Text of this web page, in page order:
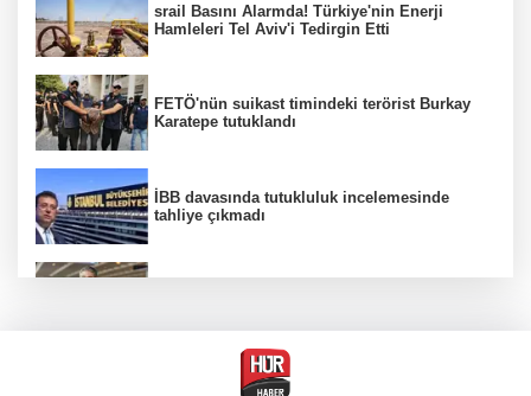
srail Basını Alarmda! Türkiye'nin Enerji
Hamleleri Tel Aviv'i Tedirgin Etti
FETÖ'nün suikast timindeki terörist Burkay
Karatepe tutuklandı
İBB davasında tutukluluk incelemesinde
tahliye çıkmadı
MGK toplanıyor: Ana gündem Terörsüz